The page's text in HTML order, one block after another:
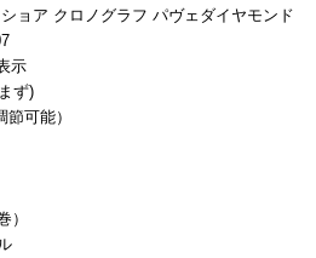
ョア クロノグラフ パヴェダイヤモンド
示
ず)
可能）
）